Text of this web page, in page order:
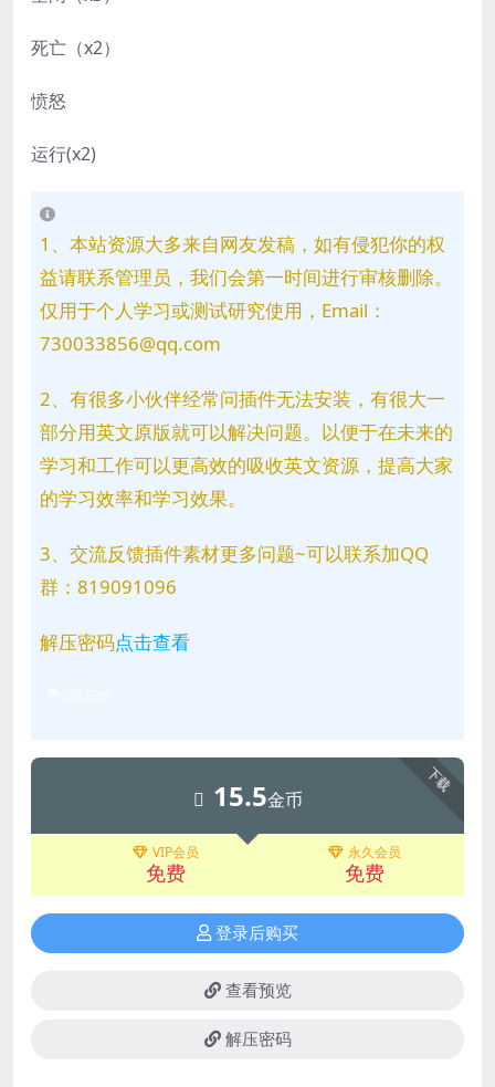
死亡（x2）
愤怒
运行(x2)
1、本站资源大多来自网友发稿，如有侵犯你的权
益请联系管理员，我们会第一时间进行审核删除。
仅用于个人学习或测试研究使用，Email：
730033856@qq.com
2、有很多小伙伴经常问插件无法安装，有很大一
部分用英文原版就可以解决问题。以便于在未来的
学习和工作可以更高效的吸收英文资源，提高大家
的学习效率和学习效果。
3、交流反馈插件素材更多问题~可以联系加QQ
群：819091096
解压密码点击查看
下载
15.5金币
VIP会员
免费
永久会员
免费
登录后购买
查看预览
解压密码